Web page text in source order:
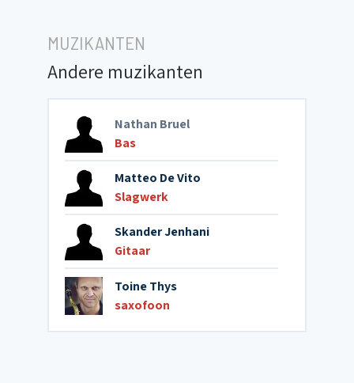
MUZIKANTEN
Andere muzikanten
Nathan Bruel
Bas
Matteo De Vito
Slagwerk
Skander Jenhani
Gitaar
Toine Thys
saxofoon